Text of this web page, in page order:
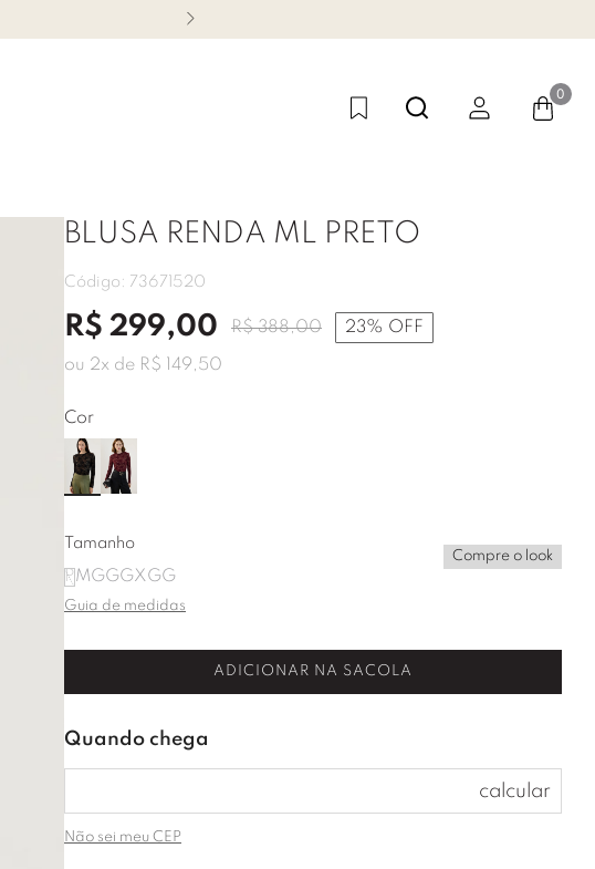
0
BLUSA RENDA ML PRETO
Código: 73671520
R$ 299,00 R$ 388,00 23% OFF
ou 2x de R$ 149,50
Cor
Tamanho
PMGGGXGG
Compre o look
Guia de medidas
ADICIONAR NA SACOLA
Não sei meu CEP